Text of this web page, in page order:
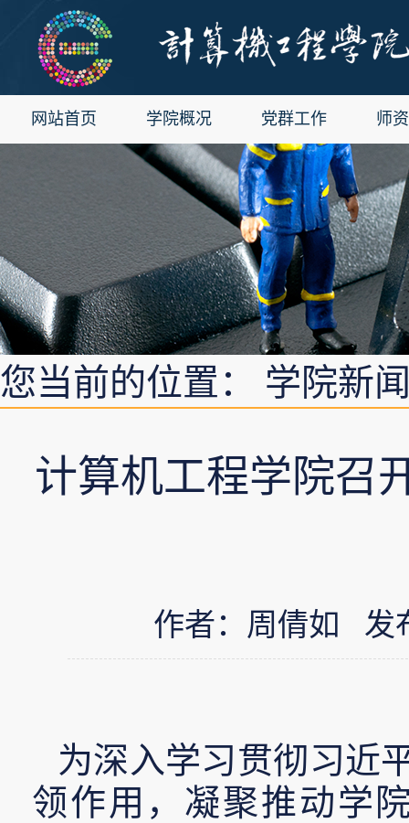
网站首页 学院概况 党群工作 师
您当前的位置： 学院新
计算机工程学院召
作者：周倩如 发
为深入学习贯彻习近
领作用，凝聚推动学